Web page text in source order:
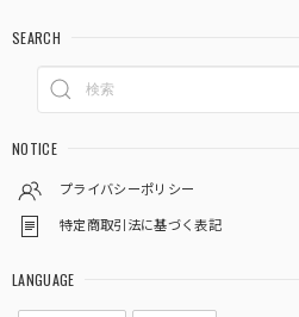
SEARCH
NOTICE
プライバシーポリシー
特定商取引法に基づく表記
LANGUAGE